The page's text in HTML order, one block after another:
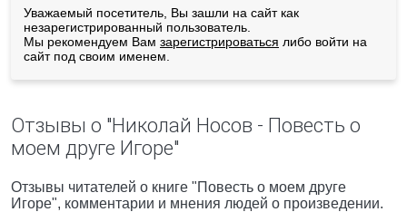
Уважаемый посетитель, Вы зашли на сайт как
незарегистрированный пользователь.
Мы рекомендуем Вам зарегистрироваться либо войти на
сайт под своим именем.
Отзывы о "Николай Носов - Повесть о
моем друге Игоре"
Отзывы читателей о книге "Повесть о моем друге
Игоре", комментарии и мнения людей о произведении.